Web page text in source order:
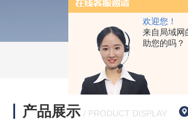
欢迎您！
来自局域网
助您的吗？
产品展示 / PRODUCT DISPLAY